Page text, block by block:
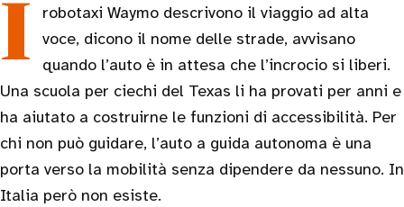
I robotaxi Waymo descrivono il viaggio ad alta
voce, dicono il nome delle strade, avvisano
quando l’auto è in attesa che l’incrocio si liberi.
Una scuola per ciechi del Texas li ha provati per anni e
ha aiutato a costruirne le funzioni di accessibilità. Per
chi non può guidare, l’auto a guida autonoma è una
porta verso la mobilità senza dipendere da nessuno. In
Italia però non esiste.